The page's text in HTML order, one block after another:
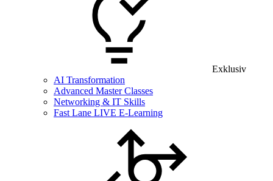
Exklusiv
AI Transformation
Advanced Master Classes
Networking & IT Skills
Fast Lane LIVE E-Learning